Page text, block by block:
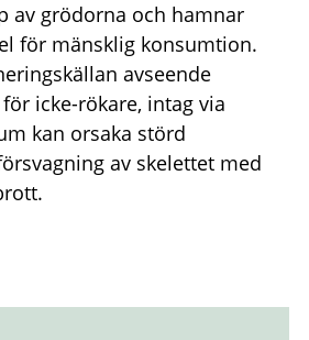
av grödorna och hamnar
för mänsklig konsumtion.
avseende
icke-rökare, intag via
kan orsaka störd
av skelettet med